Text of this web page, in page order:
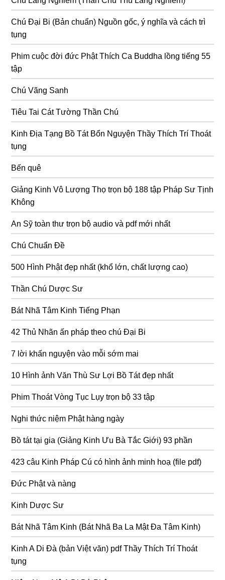
Chú Đại Bi (Bản chuẩn) Nguồn gốc, ý nghĩa và cách trì
tụng
Phim cuộc đời đức Phật Thích Ca Buddha lồng tiếng 55
tập
Chú Vãng Sanh
Tiêu Tai Cát Tường Thần Chú
Kinh Địa Tạng Bồ Tát Bổn Nguyện Thầy Thích Trí Thoát
tụng
Bến quê
Giảng Kinh Vô Lượng Thọ trọn bộ 188 tập Pháp Sư Tịnh
Không
An Sỹ toàn thư trọn bộ audio và pdf mới nhất
Chú Chuẩn Đề
500 Hình Phật đẹp nhất (khổ lớn, chất lượng cao)
Thần Chú Dược Sư
Bát Nhã Tâm Kinh Tiếng Phạn
42 Thủ Nhãn ấn pháp theo chú Đại Bi
7 lời khấn nguyện vào mỗi sớm mai
10 Hình ảnh Văn Thù Sư Lợi Bồ Tát đẹp nhất
Phim Thoát Vòng Tục Lụy trọn bộ 33 tập
Nghi thức niệm Phật hàng ngày
Bồ tát tại gia (Giảng Kinh Ưu Bà Tắc Giới) 93 phần
423 câu Kinh Pháp Cú có hình ảnh minh hoạ (file pdf)
Đức Phật và nàng
Kinh Dược Sư
Bát Nhã Tâm Kinh (Bát Nhã Ba La Mật Đa Tâm Kinh)
Kinh A Di Đà (bản Việt văn) pdf Thầy Thích Trí Thoát
tụng